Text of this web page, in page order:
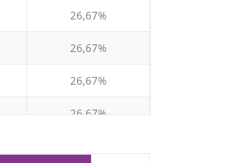
26,67%
26,67%
26,67%
26,67%